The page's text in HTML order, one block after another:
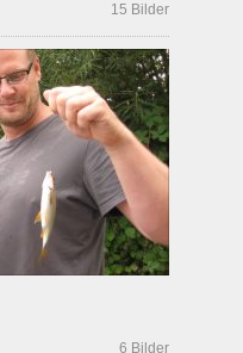
15 Bilder
6 Bilder